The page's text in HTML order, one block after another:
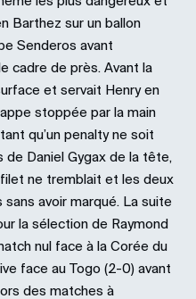
Barthez sur un ballon
Senderos avant
cadre de près. Avant la
et servait Henry en
stoppée par la main
qu’un penalty ne soit
Daniel Gygax de la tête,
ne tremblait et les deux
avoir marqué. La suite
la sélection de Raymond
nul face à la Corée du
face au Togo (2-0) avant
des matches à